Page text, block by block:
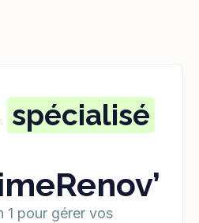
spécialisé
1 pour gérer vos